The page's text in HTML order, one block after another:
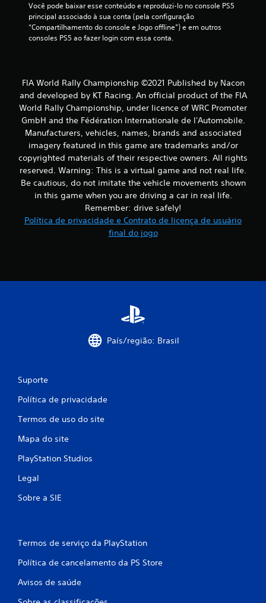
a
ç
e
s
Você pode baixar esse conteúdo e reproduzi-lo no console PS5
principal associado à sua conta (pela configuração
“Compartilhamento do console e Jogo offline”) e em outros
consoles PS5 ao fazer login com essa conta.
FIA World Rally Championship ©2021 Published by Nacon
and developed by KT Racing. An official product of the FIA
World Rally Championship, under licence of WRC Promoter
GmbH and the Fédération Internationale de l'Automobile.
Manufacturers, vehicles, names, brands and associated
imagery featured in this game are trademarks and/or
copyrighted materials of their respective owners. All rights
reserved. Warning: This is a virtual game and not real life.
Be cautious, do not imitate the vehicle movements shown
in this game when you are driving a car in real life.
Remember: drive safely!
Política de privacidade e Contrato de licença de usuário
final do jogo
País/região: Brasil
Suporte
Política de privacidade
Termos de uso do site
Mapa do site
PlayStation Studios
Legal
Sobre a SIE
Termos de serviço da PlayStation
Política de cancelamento da PS Store
Avisos de saúde